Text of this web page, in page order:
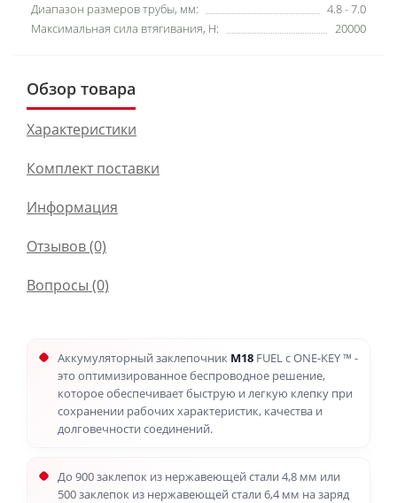
Диапазон размеров трубы, мм:
4.8 - 7.0
Максимальная сила втягивания, Н:
20000
Обзор товара
Характеристики
Комплект поставки
Информация
Отзывов (0)
Вопросы (0)
Аккумуляторный заклепочник M18 FUEL с ONE-KEY ™ -
это оптимизированное беспроводное решение,
которое обеспечивает быструю и легкую клепку при
сохранении рабочих характеристик, качества и
долговечности соединений.
До 900 заклепок из нержавеющей стали 4,8 мм или
500 заклепок из нержавеющей стали 6,4 мм на заряд